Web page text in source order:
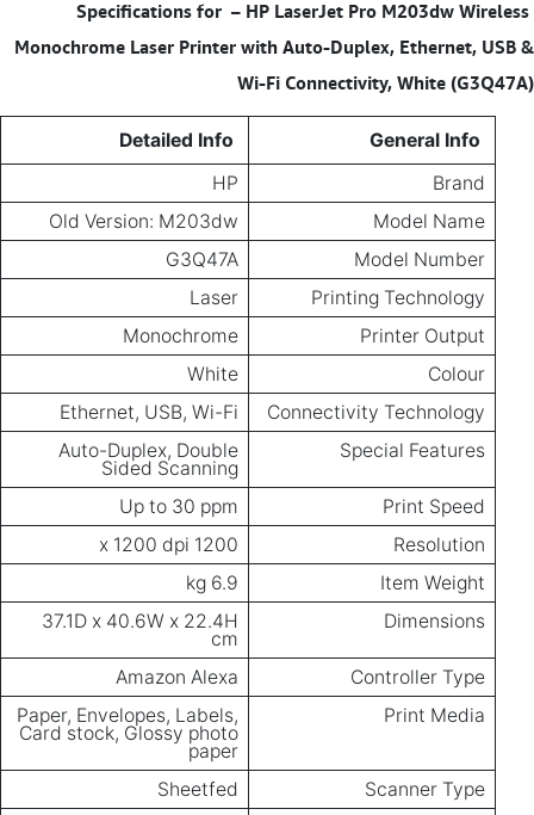
– HP LaserJet Pro M203dw Wireless
Monochrome Laser Printer with Auto-Duplex, Ethernet, USB &
Wi-Fi Connectivity, White (G3Q47A)
General Info
Detailed Info
Brand
HP
Model Name
Old Version: M203dw
Model Number
G3Q47A
Printing Technology
Laser
Printer Output
Monochrome
Colour
White
Connectivity Technology
Ethernet, USB, Wi-Fi
Special Features
Auto-Duplex, Double
Sided Scanning
Print Speed
Up to 30 ppm
Resolution
1200 x 1200 dpi
Item Weight
6.9 kg
Dimensions
37.1D x 40.6W x 22.4H
cm
Controller Type
Amazon Alexa
Print Media
Paper, Envelopes, Labels,
Card stock, Glossy photo
paper
Scanner Type
Sheetfed